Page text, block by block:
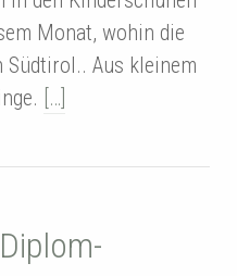
Monat, wohin die
Südtirol.. Aus kleinem
[…]